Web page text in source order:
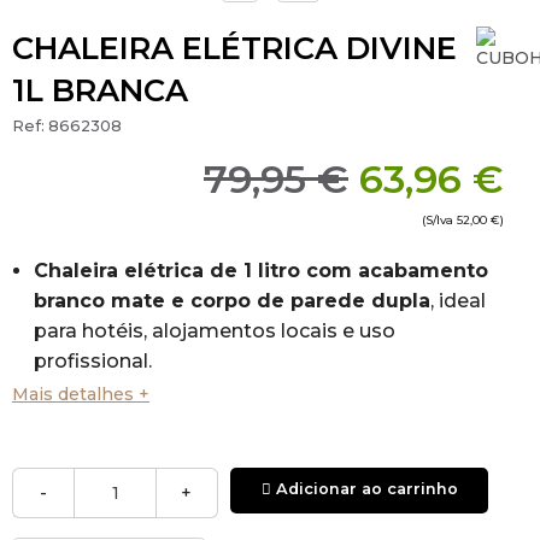
CHALEIRA ELÉTRICA DIVINE
1L BRANCA
Ref: 8662308
79,95 € 63,96 €
(S/Iva 52,00 €)
Chaleira elétrica de 1 litro com acabamento
branco mate e corpo de parede dupla, ideal
para hotéis, alojamentos locais e uso
profissional.
O design com isolamento térmico reduz o ruído
Interior em aço inoxidável 304, higiénico e fácil
de limpar. Base com rotação de 360° para mais
Mais detalhes +
- + Adicionar ao carrinho